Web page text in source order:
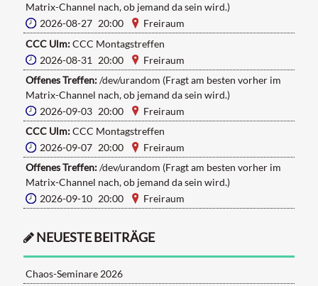
Matrix-Channel nach, ob jemand da sein wird.)
2026-08-27 20:00
Freiraum
CCC Ulm:CCC Montagstreffen
2026-08-31 20:00
Freiraum
Offenes Treffen:/dev/urandom (Fragt am besten vorher im
Matrix-Channel nach, ob jemand da sein wird.)
2026-09-03 20:00
Freiraum
CCC Ulm:CCC Montagstreffen
2026-09-07 20:00
Freiraum
Offenes Treffen:/dev/urandom (Fragt am besten vorher im
Matrix-Channel nach, ob jemand da sein wird.)
2026-09-10 20:00
Freiraum
NEUESTE BEITRÄGE
Chaos-Seminare 2026